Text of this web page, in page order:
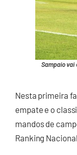
Sampaio
Nesta primeira
empate e o
mandos de
Ranking